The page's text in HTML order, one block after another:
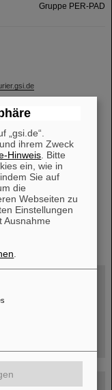
Gruppe PER-PAD
Sie sich an:
„gsi.de“.
ihrem Zweck
Hinweis . Bitte
ein, wie in
Sie auf
die
Webseiten zu
Einstellungen
Ausnahme